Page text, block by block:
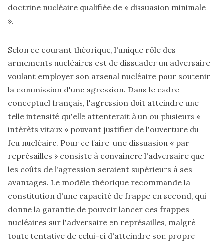
doctrine nucléaire qualifiée de « dissuasion minimale
».
Selon ce courant théorique, l'unique rôle des
armements nucléaires est de dissuader un adversaire
voulant employer son arsenal nucléaire pour soutenir
la commission d'une agression. Dans le cadre
conceptuel français, l'agression doit atteindre une
telle intensité qu'elle attenterait à un ou plusieurs «
intérêts vitaux » pouvant justifier de l'ouverture du
feu nucléaire. Pour ce faire, une dissuasion « par
représailles » consiste à convaincre l'adversaire que
les coûts de l'agression seraient supérieurs à ses
avantages. Le modèle théorique recommande la
constitution d'une capacité de frappe en second, qui
donne la garantie de pouvoir lancer ces frappes
nucléaires sur l'adversaire en représailles, malgré
toute tentative de celui-ci d'atteindre son propre